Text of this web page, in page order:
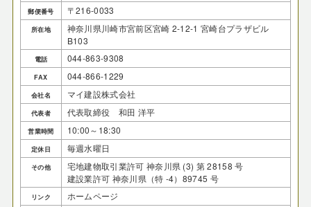
郵便番号 〒216-0033
所在地
神奈川県川崎市宮前区宮崎 2-12-1 宮崎台プラザビル
B103
電話 044-863-9308
FAX 044-866-1229
会社名 マイ建設株式会社
代表者 代表取締役 和田 洋平
営業時間 10:00～18:30
定休日 毎週水曜日
その他
宅地建物取引業許可 神奈川県 (3) 第 28158 号
建設業許可 神奈川県（特 -4）89745 号
リンク ホームページ